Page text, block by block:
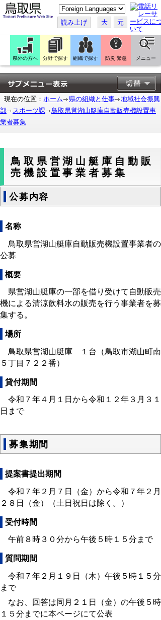
こ
の
ペ
ー
ジ
翻
訳
す
る
読み上げ 大 元
県外の方へ 分野で探す 組織で探す 防災 緊急 メニュー
現在の位置： ホーム 県の組織と仕事
地域社会振興
部
スポーツ課
鳥取県営湖山艇庫自動販売機設置事
業者募集
鳥取県営湖山艇庫自動販
売機設置事業者募集
公募内容
名称
鳥取県営湖山艇庫自動販売機設置事業者の
公募
概要
県営湖山艇庫の一部を借り受けて自動販売
機による清涼飲料水の販売を行う事業者を募
集する。
場所
鳥取県営湖山艇庫 １台（鳥取市湖山町南
５丁目７２２番）
貸付期間
令和７年４月１日から令和１２年３月３１
日まで
募集期間
提案書提出期間
令和７年２月７日（金）から令和７年２月
２８日（金）（土日祝日は除く。）
受付時間
午前８時３０分から午後５時１５分まで
質問期間
令和７年２月１９日（木）午後５時１５分
まで
なお、回答は同月２１日（金）の午後５時
１５分までに本ページにて公表